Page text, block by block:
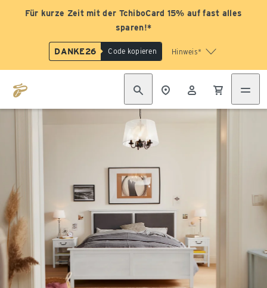
Für kurze Zeit mit der TchiboCard 15% auf fast alles
sparen!*
DANKE26 Code kopieren Hinweis*